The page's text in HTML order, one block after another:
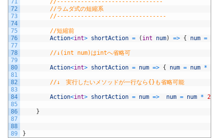
71
72
73
74
75
76
77
78
79
80
81
82
83
84
85
86
87
88
89
//-------------------------------
//ラムダ式の短縮系
//--------------------------------
//短縮前
Action<int> shortAction = ( int num) => { num =
//↓(int num)はintへ省略可
Action<int> shortAction = num => { num = num *
//↓　実行したいメソッドが一行なら{}も省略可能
Action<int> shortAction = num => num = num * 2
}
}